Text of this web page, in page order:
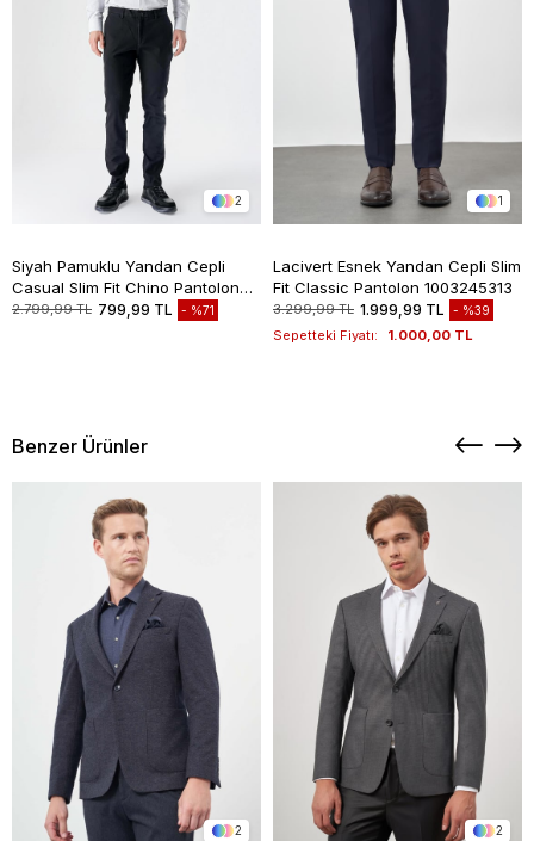
2
Siyah Pamuklu Yandan Cepli
Casual Slim Fit Chino Pantolon
1003235117
2.799,99 TL 799,99 TL %71
1
Lacivert Esnek Yandan Cepli Slim
Fit Classic Pantolon 1003245313
3.299,99 TL 1.999,99 TL %39
Sepetteki Fiyatı: 1.000,00 TL
Benzer Ürünler
2 2